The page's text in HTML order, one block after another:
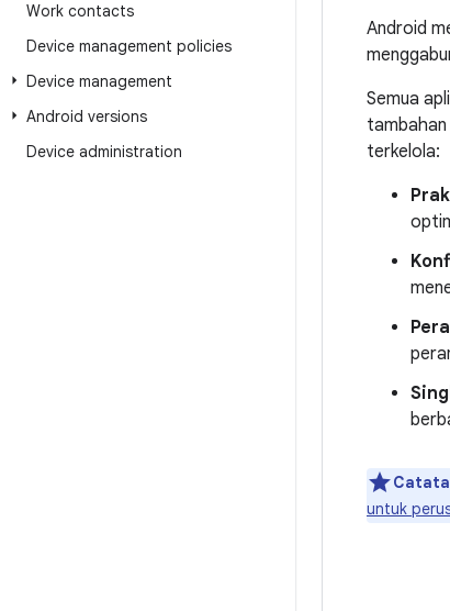
Work contacts
Device management policies
Device management
Android versions
Device administration
Android
Semua
terkelola:
untuk